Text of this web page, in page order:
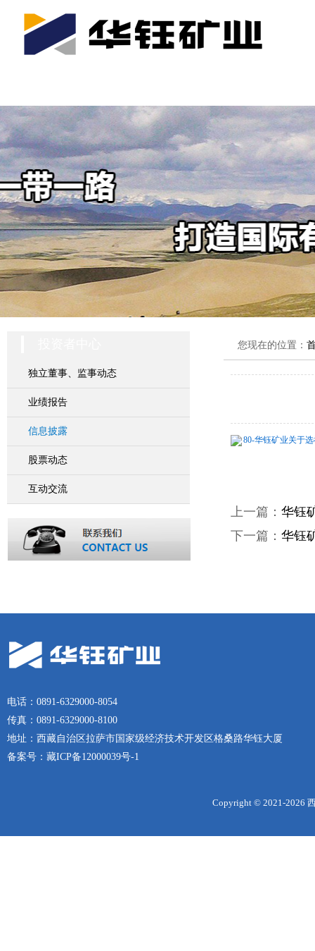
独立董事、监事动态
业绩报告
信息披露
股票动态
互动交流
您现在的位置：
80-华钰矿业关于
上一篇： 华钰
下一篇： 华钰
电话：0891-6329000-8054
传真：0891-6329000-8100
地址：西藏自治区拉萨市国家级经济技术开发区格桑路华钰大厦
备案号： 藏ICP备12000039号-1
Copyright © 2021-2026